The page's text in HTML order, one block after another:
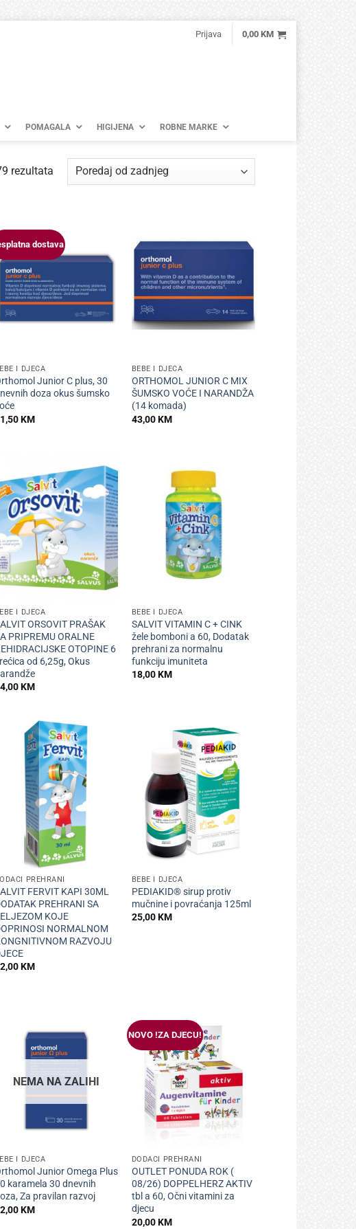
Prijava 0,00 KM
POMAGALA HIGIJENA ROBNE MARKE
rezultataPoredano
dostava
I DJECA
Junior C plus, 30
doza okus šumsko
KM
BEBE I DJECA
ORTHOMOL JUNIOR C MIX
ŠUMSKO VOĆE I NARANDŽA
(14 komada)
43,00KM
+
I DJECA
ORSOVIT PRAŠAK
PRIPREMU ORALNE
OTOPINE 6
od 6,25g, Okus
KM
BEBE I DJECA
SALVIT VITAMIN C + CINK
žele bomboni a 60, Dodatak
prehrani za normalnu
funkciju imuniteta
18,00KM
PREHRANI
FERVIT KAPI 30ML
PREHRANI SA
KOJE
NORMALNOM
RAZVOJU
KM
+
BEBE I DJECA
PEDIAKID® sirup protiv
mučnine i povraćanja 125ml
25,00KM
NEMA NA ZALIHI
I DJECA
Junior Omega Plus
karamela 30 dnevnih
Za pravilan razvoj
KM
NOVO !ZA DJECU!
DODACI PREHRANI
OUTLET PONUDA ROK (
08/26) DOPPELHERZ AKTIV
tbl a 60, Očni vitamini za
djecu
20,00KM